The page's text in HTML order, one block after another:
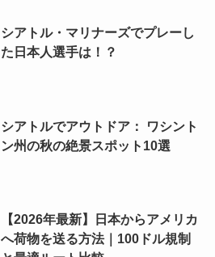
シアトル・マリナーズでプレーし
た日本人選手は！？
シアトルでアウトドア： ワシント
ン州の秋の絶景スポット10選
【2026年最新】日本からアメリカ
へ荷物を送る方法｜100ドル規制